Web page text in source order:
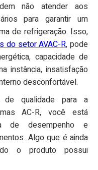
não atender aos
para garantir um
de refrigeração. Isso,
do setor AVAC-R, pode
capacidade de
instância, insatisfação
desconfortável.
de qualidade para a
AC-R, você está
de desempenho e
Algo que é ainda
o produto possui